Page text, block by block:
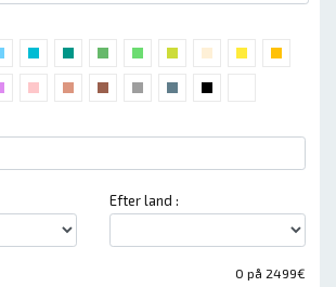
Efter land :
0 på 2499€